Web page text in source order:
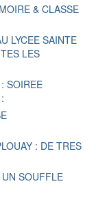
& CLASSE
LYCEE SAINTE
LES
SOIREE
: DE TRES
SOUFFLE